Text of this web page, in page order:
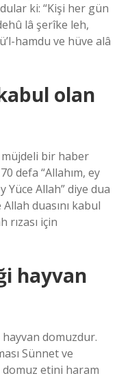
ki: “Kişi her gün
lâ şerîke leh,
hamdu ve hüve alâ
olan
bir haber
defa “Allahım, ey
Yüce Allah” diye dua
duasını kabul
rızası için
hayvan
hayvan domuzdur.
Sünnet ve
domuz etini haram